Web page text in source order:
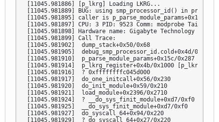
[11045.981886] [p_lkrg] Loading LKRG...
[11045.981889] BUG: using smp_processor_id() in
[11045.981895] caller is p_parse_module_params+0x15c/
[11045.981897] CPU: 3 PID: 9523 Comm: modprobe
[11045.981898] Hardware name: Gigabyte Technology Co.,
[11045.981899] Call Trace:
[11045.981902]  dump_stack+0x50/0x68
[11045.981905]  debug_smp_processor_id.cold+0x4d/0x52
[11045.981910]  p_parse_module_params+0x15c/0x287
[11045.981914]  p_lkrg_register+0x4b/0x1000 [p_lkrg]
[11045.981916]  ? 0xffffffffc045d000
[11045.981917]  do_one_initcall+0x56/0x230
[11045.981920]  do_init_module+0x59/0x210
[11045.981921]  load_module+0x2396/0x2710
[11045.981924]  ? __do_sys_finit_module+0xd7/0xf0
[11045.981925]  __do_sys_finit_module+0xd7/0xf0
[11045.981927]  do_syscall_64+0x94/0x220
[11045.981929]  ? do_syscall_64+0x27/0x220